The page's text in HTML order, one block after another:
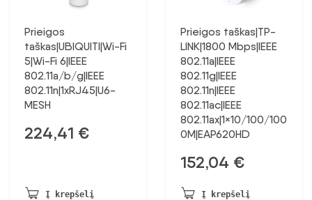
Prieigos
taškas|UBIQUITI|Wi-Fi
5|Wi-Fi 6|IEEE
802.11a/b/g|IEEE
802.11n|1xRJ45|U6-
MESH
224,41 €
Į krepšelį
Prieigos taškas|TP-
LINK|1800 Mbps|IEEE
802.11a|IEEE
802.11g|IEEE
802.11n|IEEE
802.11ac|IEEE
802.11ax|1×10/100/100
0M|EAP620HD
152,04 €
Į krepšelį